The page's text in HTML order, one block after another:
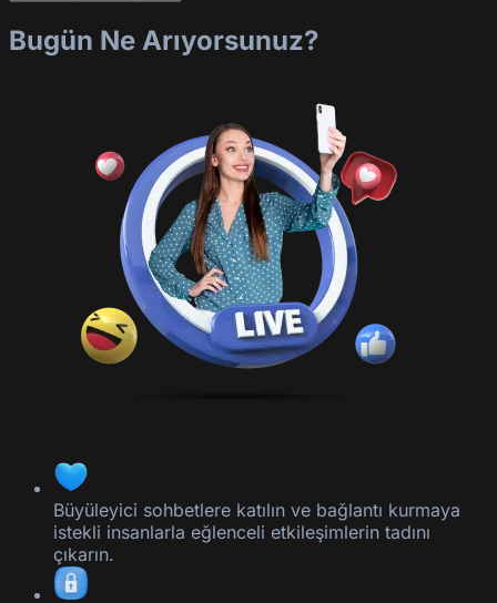
Bugün Ne Arıyorsunuz?
Büyüleyici sohbetlere katılın ve bağlantı kurmaya
istekli insanlarla eğlenceli etkileşimlerin tadını
çıkarın.